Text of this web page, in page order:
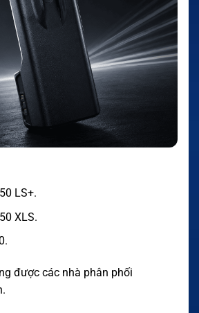
LS+.
XLS.
được các nhà phân phối